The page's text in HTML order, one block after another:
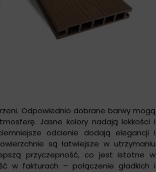
Odpowiednio dobrane barwy mogą
Jasne kolory nadają lekkości i
odcienie dodają elegancji i
są łatwiejsze w utrzymaniu
przyczepność, co jest istotne w
w fakturach – połączenie gładkich i